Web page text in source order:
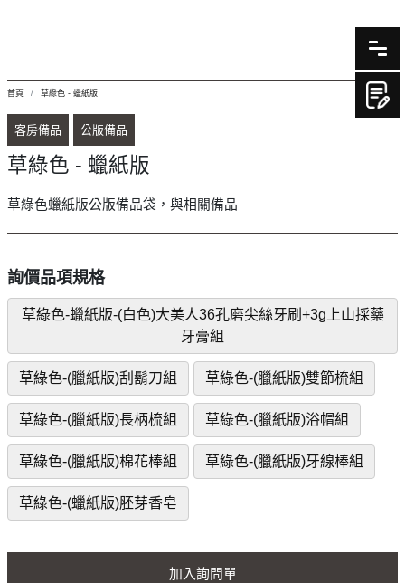
首頁 草綠色 - 蠟紙版
客房備品 公版備品
草綠色 - 蠟紙版
草綠色蠟紙版公版備品袋，與相關備品
詢價品項規格
草綠色-蠟紙版-(白色)大美人36孔磨尖絲牙刷+3g上山採藥
牙膏組
草綠色-(臘紙版)刮鬍刀組 草綠色-(臘紙版)雙節梳組
草綠色-(臘紙版)長柄梳組 草綠色-(臘紙版)浴帽組
草綠色-(臘紙版)棉花棒組 草綠色-(臘紙版)牙線棒組
草綠色-(蠟紙版)胚芽香皂
加入詢問單